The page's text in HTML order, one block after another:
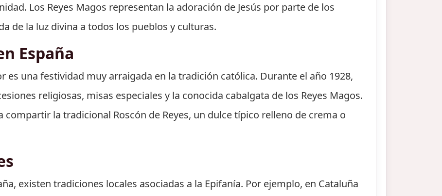
Los Reyes Magos representan la adoración de Jesús por parte de los
de la luz divina a todos los pueblos y culturas.
España
es una festividad muy arraigada en la tradición católica. Durante el año 1928,
religiosas, misas especiales y la conocida cabalgata de los Reyes Magos.
compartir la tradicional Roscón de Reyes, un dulce típico relleno de crema o
existen tradiciones locales asociadas a la Epifanía. Por ejemplo, en Cataluña